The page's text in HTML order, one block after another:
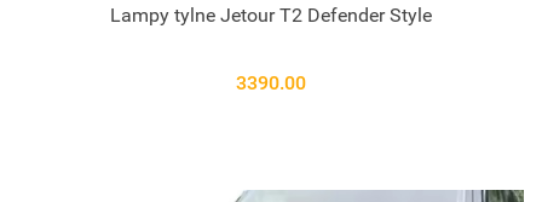
Lampy tylne Jetour T2 Defender Style
3390.00